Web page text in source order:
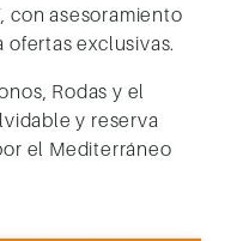
, con asesoramiento
ofertas exclusivas.
Rodas y el
y reserva
el Mediterráneo